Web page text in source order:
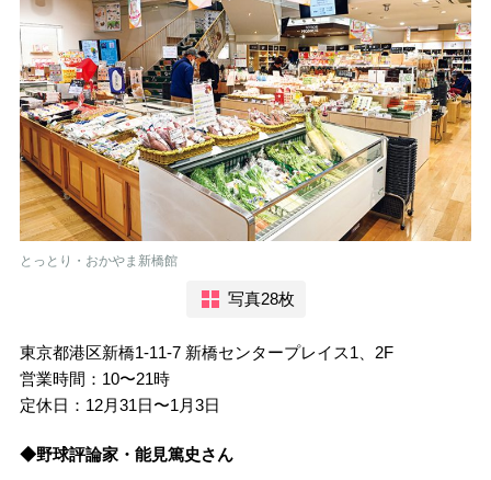
とっとり・おかやま新橋館
写真28枚
東京都港区新橋1-11-7 新橋センタープレイス1、2F
営業時間：10〜21時
定休日：12月31日〜1月3日
◆野球評論家・能見篤史さん